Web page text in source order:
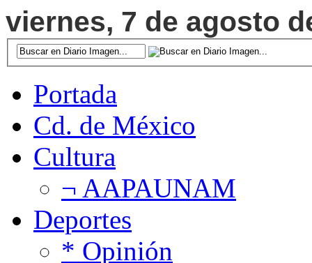
viernes, 7 de agosto
Portada
Cd. de México
Cultura
¬ AAPAUNAM
Deportes
* Opinión